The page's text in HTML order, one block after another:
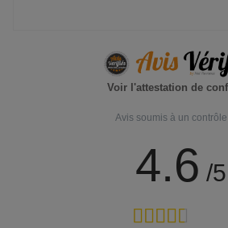
Voir l'attestation de
Avis soumis à un contrôle
4.6 /5